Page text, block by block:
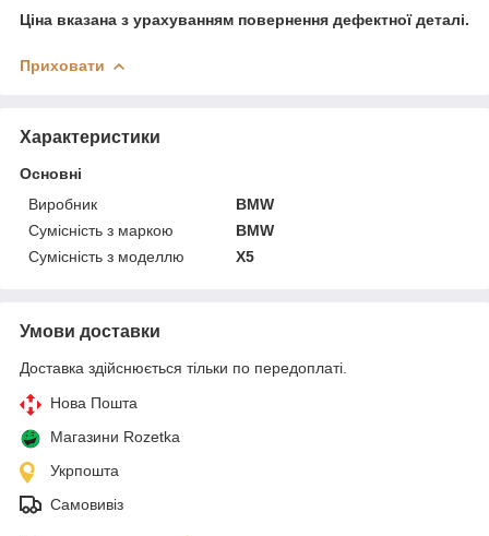
Ціна вказана з урахуванням повернення дефектної деталі.
Приховати
Характеристики
Основні
Виробник
BMW
Сумісність з маркою
BMW
Сумісність з моделлю
X5
Умови доставки
Доставка здійснюється тільки по передоплаті.
Нова Пошта
Магазини Rozetka
Укрпошта
Самовивіз